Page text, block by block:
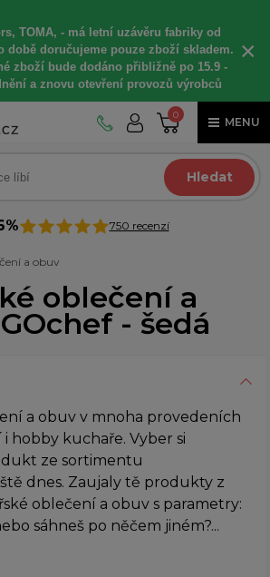
TOMA, - má letní uzávěru fabriky od
době doručujeme pouze zboží skladem.
zboží bude dodáno přibližně po 15.9 -
a znovu otevření provozů výrobců
×
0
MENU
Hledat
750 recenzí
a obuv
oblečení a
- šedá
a obuv v mnoha provedeních
hobby kuchaře. Vyber si
ze sortimentu
dnes. Zaujaly tě produkty z
oblečení a obuv s parametry:
sáhneš po něčem jiném?...